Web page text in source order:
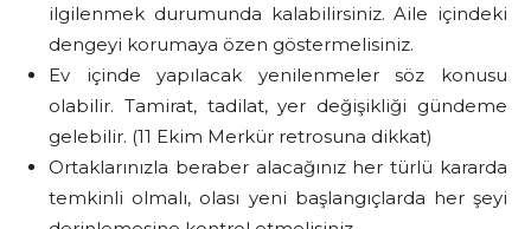
ilgilenmek durumunda kalabilirsiniz. Aile içindeki
dengeyi korumaya özen göstermelisiniz.
Ev içinde yapılacak yenilenmeler söz konusu
olabilir. Tamirat, tadilat, yer değişikliği gündeme
gelebilir. (11 Ekim Merkür retrosuna dikkat)
Ortaklarınızla beraber alacağınız her türlü kararda
temkinli olmalı, olası yeni başlangıçlarda her şeyi